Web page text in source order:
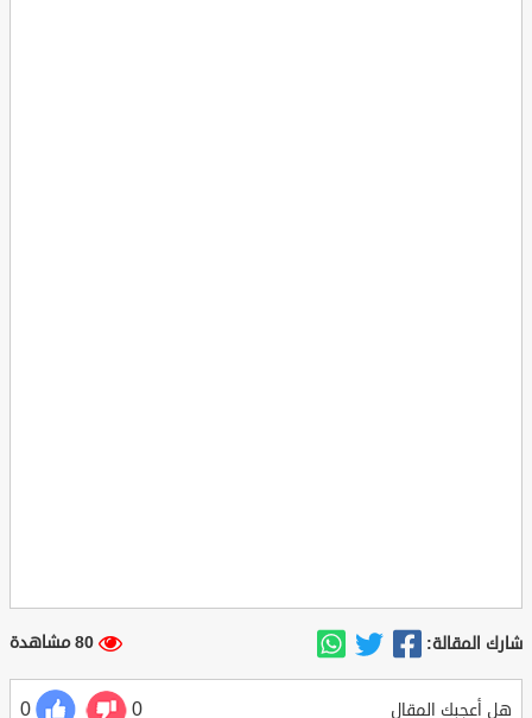
شارك المقالة: 80 مشاهدة
هل أعجبك المقال 0
0